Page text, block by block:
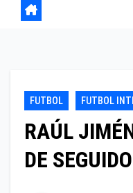
FUTBOL FUTBOL
RAÚL
DE